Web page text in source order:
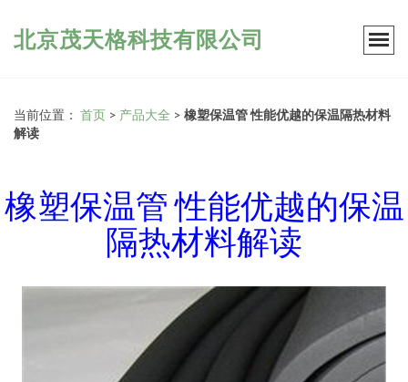
北京茂天格科技有限公司
当前位置： 首页 > 产品大全 > 橡塑保温管 性能优越的保温隔热材料
解读
橡塑保温管 性能优越的保温
隔热材料解读